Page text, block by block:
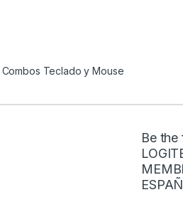
Combos Teclado y Mouse
Be